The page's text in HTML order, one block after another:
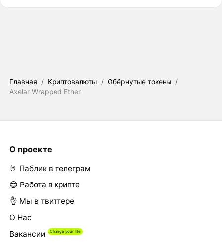
Главная / Криптовалюты / Обёрнутые токены /
Axelar Wrapped Ether
О проекте
🤘 Паблик в телеграм
😎 Работа в крипте
👌 Мы в твиттере
О Нас
Вакансии